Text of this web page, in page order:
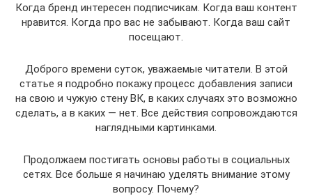
Когда бренд интересен подписчикам. Когда ваш контент
нравится. Когда про вас не забывают. Когда ваш сайт
посещают.
Доброго времени суток, уважаемые читатели. В этой
статье я подробно покажу процесс добавления записи
на свою и чужую стену ВК, в каких случаях это возможно
сделать, а в каких — нет. Все действия сопровождаются
наглядными картинками.
Продолжаем постигать основы работы в социальных
сетях. Все больше я начинаю уделять внимание этому
вопросу. Почему?